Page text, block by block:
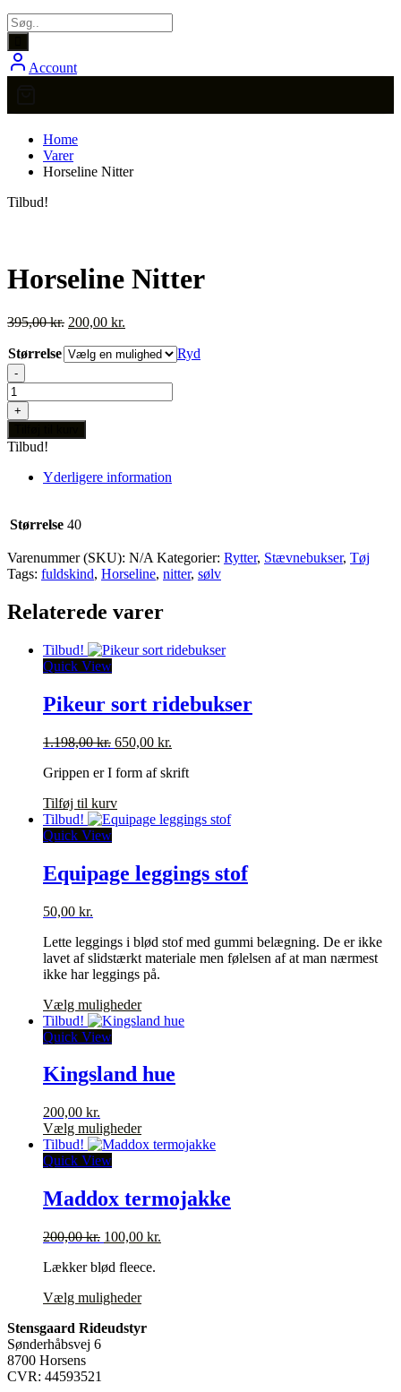
Account
Home
Varer
Horseline Nitter
Tilbud!
Horseline Nitter
395,00kr. Den
pris
395,00 kr..
200,00 kr.
pris
200,00 kr..
Størrelse Ryd
-
Horseline
Nitter
antal
+
Tilbud!
Yderligere information
Størrelse 40
Varenummer (SKU): N/A Kategorier: Rytter, Stævnebukser, Tøj
Tags: fuldskind, Horseline, nitter, sølv
Relaterede varer
Tilbud!
Quick View
Pikeur sort ridebukser
1.198,00kr. Den
pris
1.198,00 kr..
650,00 kr.
pris
Grippen er I form af skrift
Tilføj til kurv
Tilbud!
Quick View
Equipage leggings stof
50,00 kr.
Lette leggings i blød stof med gummi belægning. De er ikke
lavet af slidstærkt materiale men følelsen af at man nærmest
ikke har leggings på.
Vælg mulighederDette
vare
varianter.
Mulighederne
på
varesiden
Tilbud!
Quick View
Kingsland hue
200,00 kr.
Vælg mulighederDette
vare
varianter.
Mulighederne
vælges
varesiden
Tilbud!
Quick View
Maddox termojakke
200,00kr. Den
pris
200,00 kr..
100,00 kr.
Lækker blød fleece.
Vælg mulighederDette
har
Stensgaard Rideudstyr
Sønderhåbsvej 6
8700 Horsens
CVR: 44593521